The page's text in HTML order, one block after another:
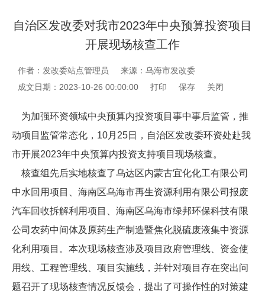
自治区发改委对我市2023年中央预算投资项目
开展现场核查工作
作者：发改委站点管理员
来源：乌海市发改委
成文日期：2023-10-26 00:00:00
打印 保存 关闭
为加强环资领域中央预算内投资项目事中事后监管，推
动项目监管常态化，10月25日，自治区发改委环资处赴我
市开展2023年中央预算内投资支持项目现场核查。
核查组先后实地核查了乌达区内蒙古宜化化工有限公司
中水回用项目、海南区乌海市再生资源利用有限公司报废
汽车回收拆解利用项目、海南区乌海市绿邦环保科技有限
公司农药中间体及原药生产制造暨焦化脱硫废液集中资源
化利用项目。本次现场核查涉及项目政府管理线、资金使
用线、工程管理线、项目实施线，并针对项目存在突出问
题召开了现场核查情况反馈会，提出了可操作性的对策建